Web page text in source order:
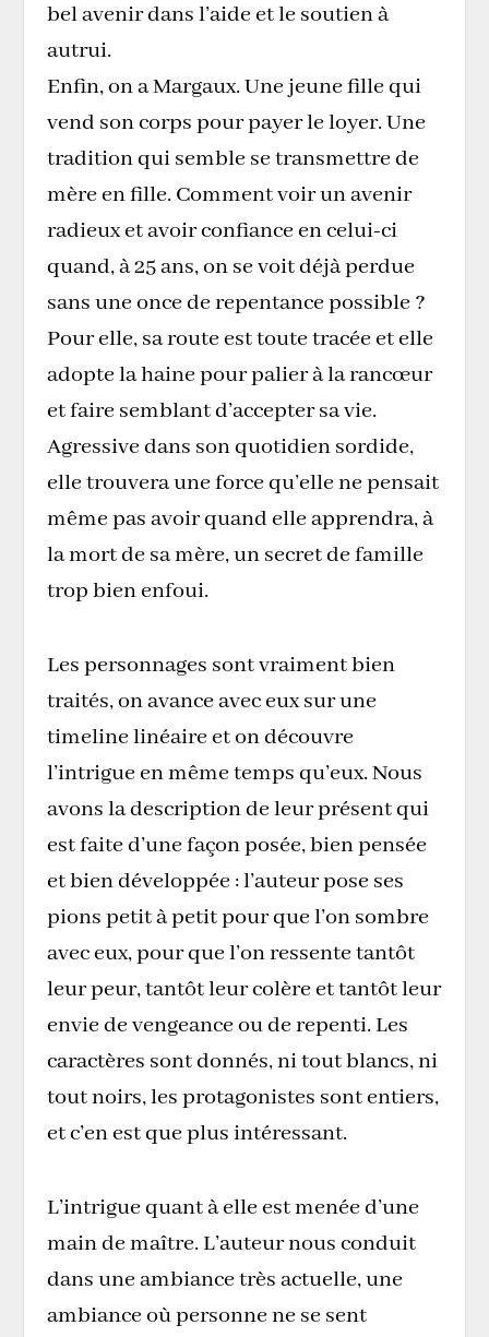
bel avenir dans l’aide et le soutien à
autrui.
Enfin, on a Margaux. Une jeune fille qui
vend son corps pour payer le loyer. Une
tradition qui semble se transmettre de
mère en fille. Comment voir un avenir
radieux et avoir confiance en celui-ci
quand, à 25 ans, on se voit déjà perdue
sans une once de repentance possible ?
Pour elle, sa route est toute tracée et elle
adopte la haine pour palier à la rancœur
et faire semblant d’accepter sa vie.
Agressive dans son quotidien sordide,
elle trouvera une force qu’elle ne pensait
même pas avoir quand elle apprendra, à
la mort de sa mère, un secret de famille
trop bien enfoui.
Les personnages sont vraiment bien
traités, on avance avec eux sur une
timeline linéaire et on découvre
l’intrigue en même temps qu’eux. Nous
avons la description de leur présent qui
est faite d’une façon posée, bien pensée
et bien développée : l’auteur pose ses
pions petit à petit pour que l’on sombre
avec eux, pour que l’on ressente tantôt
leur peur, tantôt leur colère et tantôt leur
envie de vengeance ou de repenti. Les
caractères sont donnés, ni tout blancs, ni
tout noirs, les protagonistes sont entiers,
et c’en est que plus intéressant.
L’intrigue quant à elle est menée d’une
main de maître. L’auteur nous conduit
dans une ambiance très actuelle, une
ambiance où personne ne se sent